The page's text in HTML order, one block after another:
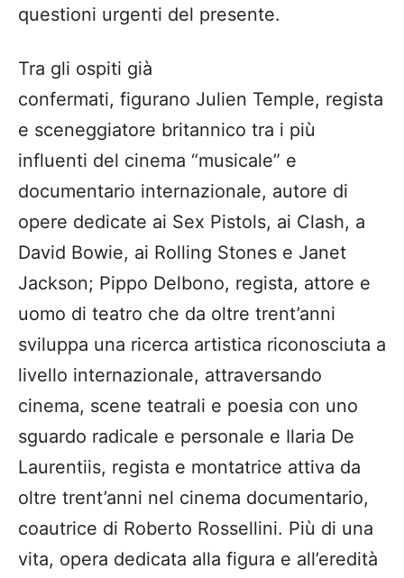
questioni urgenti del presente.
Tra gli ospiti già
confermati, figurano Julien Temple, regista
e sceneggiatore britannico tra i più
influenti del cinema “musicale” e
documentario internazionale, autore di
opere dedicate ai Sex Pistols, ai Clash, a
David Bowie, ai Rolling Stones e Janet
Jackson; Pippo Delbono, regista, attore e
uomo di teatro che da oltre trent’anni
sviluppa una ricerca artistica riconosciuta a
livello internazionale, attraversando
cinema, scene teatrali e poesia con uno
sguardo radicale e personale e Ilaria De
Laurentiis, regista e montatrice attiva da
oltre trent’anni nel cinema documentario,
coautrice di Roberto Rossellini. Più di una
vita, opera dedicata alla figura e all’eredità